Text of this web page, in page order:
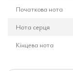
Початкова нота
Нота серця
Кінцева нота